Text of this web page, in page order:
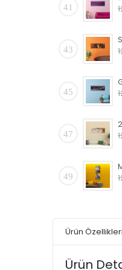
41
43
45
47
49
Ürün Özellikleri
Ürün